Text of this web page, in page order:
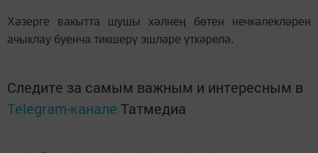
Хәзерге вакытта шушы хәлнең бөтен нечкәлекләрен
ачыклау буенча тикшерү эшләре үткәрелә.
Следите за самым важным и интересным в
Telegram-канале Татмедиа